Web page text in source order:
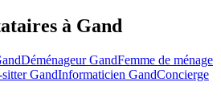
à Gand
Déménageur GandFemme de ménage
sitter GandInformaticien GandConcierge